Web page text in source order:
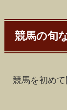
競馬の旬
競馬を初め